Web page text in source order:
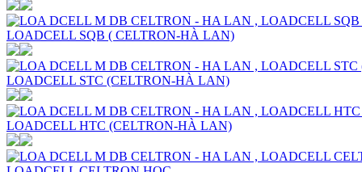
LOADCELL SQB ( CELTRON-HÀ LAN)
LOADCELL STC (CELTRON-HÀ LAN)
LOADCELL HTC (CELTRON-HÀ LAN)